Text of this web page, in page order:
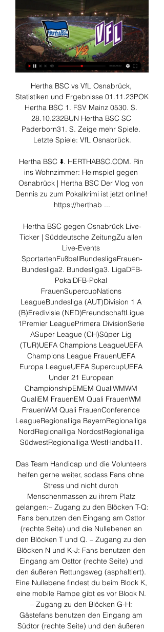
Hertha BSC vs VfL Osnabrück,
Statistiken und Ergebnisse 01.11.23POK
Hertha BSC 1. FSV Mainz 0530. S.
28.10.232BUN Hertha BSC SC
Paderborn31. S. Zeige mehr Spiele.
Letzte Spiele: VfL Osnabrück.
Hertha BSC ⬇️. HERTHABSC.COM. Rin
ins Wohnzimmer: Heimspiel gegen
Osnabrück | Hertha BSC Der Vlog von
Dennis zu zum Pokalkrimi ist jetzt online!
https://herthab ...
Hertha BSC gegen Osnabrück Live-
Ticker | Süddeutsche ZeitungZu allen
Live-Events
SportartenFußballBundesligaFrauen-
Bundesliga2. Bundesliga3. LigaDFB-
PokalDFB-Pokal
FrauenSupercupNations
LeagueBundesliga (AUT)Division 1 A
(B)Eredivisie (NED)FreundschaftLigue
1Premier LeaguePrimera DivisionSerie
ASuper League (CH)Süper Lig
(TUR)UEFA Champions LeagueUEFA
Champions League FrauenUEFA
Europa LeagueUEFA SupercupUEFA
Under 21 European
ChampionshipEMEM QualiWMWM
QualiEM FrauenEM Quali FrauenWM
FrauenWM Quali FrauenConference
LeagueRegionalliga BayernRegionalliga
NordRegionalliga NordostRegionalliga
SüdwestRegionalliga WestHandball1.
Das Team Handicap und die Volunteers
helfen gerne weiter, sodass Fans ohne
Stress und nicht durch
Menschenmassen zu ihrem Platz
gelangen:– Zugang zu den Blöcken T-Q:
Fans benutzen den Eingang am Osttor
(rechte Seite) und die Nullebenen an
den Blöcken T und Q. – Zugang zu den
Blöcken N und K-J: Fans benutzen den
Eingang am Osttor (rechte Seite) und
den äußeren Rettungsweg (asphaltiert).
Eine Nullebene findest du beim Block K,
eine mobile Rampe gibt es vor Block N.
– Zugang zu den Blöcken G-H:
Gästefans benutzen den Eingang am
Südtor (rechte Seite) und den äußeren